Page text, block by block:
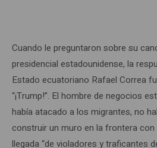
Cuando le preguntaron sobre su
presidencial estadounidense, la
Estado ecuatoriano Rafael Correa
“¡Trump!”. El hombre de negocios
había atacado a los migrantes, no
construir un muro en la frontera
llegada “de violadores y traficantes